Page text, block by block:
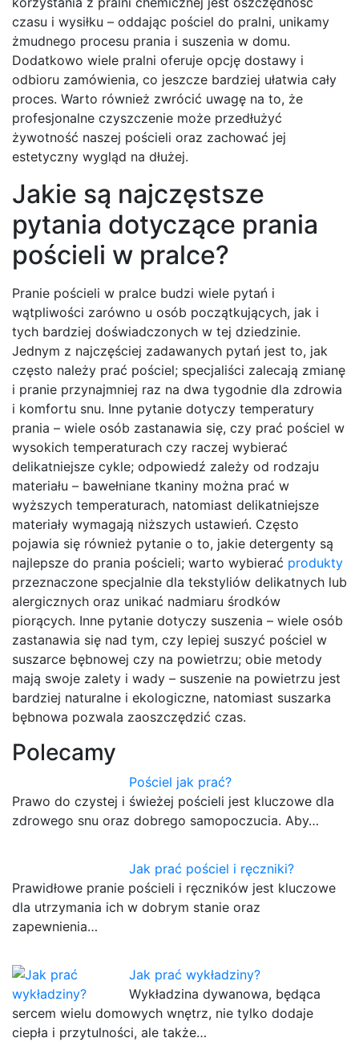
czasu i wysiłku – oddając pościel do pralni, unikamy
żmudnego procesu prania i suszenia w domu.
Dodatkowo wiele pralni oferuje opcję dostawy i
odbioru zamówienia, co jeszcze bardziej ułatwia cały
proces. Warto również zwrócić uwagę na to, że
profesjonalne czyszczenie może przedłużyć
żywotność naszej pościeli oraz zachować jej
estetyczny wygląd na dłużej.
Jakie są najczęstsze
pytania dotyczące prania
pościeli w pralce?
Pranie pościeli w pralce budzi wiele pytań i
wątpliwości zarówno u osób początkujących, jak i
tych bardziej doświadczonych w tej dziedzinie.
Jednym z najczęściej zadawanych pytań jest to, jak
często należy prać pościel; specjaliści zalecają zmianę
i pranie przynajmniej raz na dwa tygodnie dla zdrowia
i komfortu snu. Inne pytanie dotyczy temperatury
prania – wiele osób zastanawia się, czy prać pościel w
wysokich temperaturach czy raczej wybierać
delikatniejsze cykle; odpowiedź zależy od rodzaju
materiału – bawełniane tkaniny można prać w
wyższych temperaturach, natomiast delikatniejsze
materiały wymagają niższych ustawień. Często
pojawia się również pytanie o to, jakie detergenty są
najlepsze do prania pościeli; warto wybierać produkty
przeznaczone specjalnie dla tekstyliów delikatnych lub
alergicznych oraz unikać nadmiaru środków
piorących. Inne pytanie dotyczy suszenia – wiele osób
zastanawia się nad tym, czy lepiej suszyć pościel w
suszarce bębnowej czy na powietrzu; obie metody
mają swoje zalety i wady – suszenie na powietrzu jest
bardziej naturalne i ekologiczne, natomiast suszarka
bębnowa pozwala zaoszczędzić czas.
Polecamy
Pościel jak prać?
Prawo do czystej i świeżej pościeli jest kluczowe dla
zdrowego snu oraz dobrego samopoczucia. Aby…
Jak prać pościel i ręczniki?
Prawidłowe pranie pościeli i ręczników jest kluczowe
dla utrzymania ich w dobrym stanie oraz
zapewnienia…
Jak prać wykładziny?
Wykładzina dywanowa, będąca
sercem wielu domowych wnętrz, nie tylko dodaje
ciepła i przytulności, ale także…